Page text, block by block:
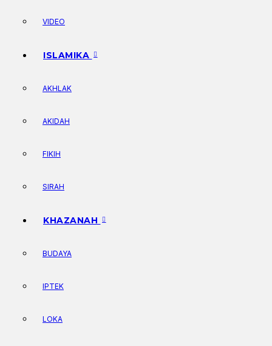
VIDEO
ISLAMIKA
AKHLAK
AKIDAH
FIKIH
SIRAH
KHAZANAH
BUDAYA
IPTEK
LOKA